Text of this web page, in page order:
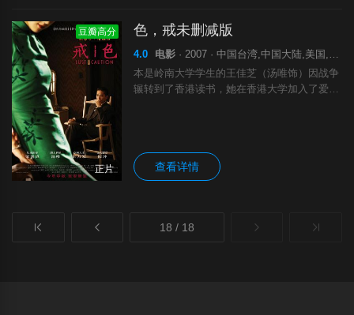
豆瓣高分
正片
色，戒未删减版
4.0 电影 · 2007 · 中国台湾,中国大陆,美国,中国香港 · 剧情 爱情 情色
本是岭南大学学生的王佳芝（汤唯饰）因战争
辗转到了香港读书，她在香港大学加入了爱国
查看详情
18 / 18